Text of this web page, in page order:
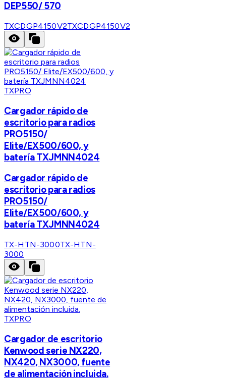
DEP550/ 570
TXCDGP4150V2TXCDGP4150V2
TXPRO
Cargador rápido de
escritorio para radios
PRO5150/
Elite/EX500/600, y
batería TXJMNN4024
Cargador rápido de
escritorio para radios
PRO5150/
Elite/EX500/600, y
batería TXJMNN4024
TX-HTN-3000TX-HTN-
3000
TXPRO
Cargador de escritorio
Kenwood serie NX220,
NX420, NX3000, fuente
de alimentación incluida.